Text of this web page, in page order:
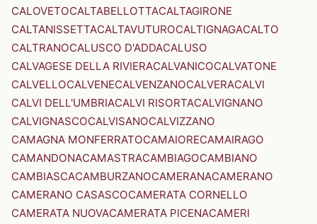
CALOVETOCALTABELLOTTACALTAGIRONE
CALTANISSETTACALTAVUTUROCALTIGNAGACALTO
CALTRANOCALUSCO D'ADDACALUSO
CALVAGESE DELLA RIVIERACALVANICOCALVATONE
CALVELLOCALVENECALVENZANOCALVERACALVI
CALVI DELL'UMBRIACALVI RISORTACALVIGNANO
CALVIGNASCOCALVISANOCALVIZZANO
CAMAGNA MONFERRATOCAMAIORECAMAIRAGO
CAMANDONACAMASTRACAMBIAGOCAMBIANO
CAMBIASCACAMBURZANOCAMERANACAMERANO
CAMERANO CASASCOCAMERATA CORNELLO
CAMERATA NUOVACAMERATA PICENACAMERI